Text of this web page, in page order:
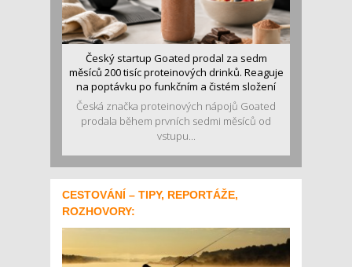
Český startup Goated prodal za sedm
měsíců 200 tisíc proteinových drinků. Reaguje
na poptávku po funkčním a čistém složení
Česká značka proteinových nápojů Goated
prodala během prvních sedmi měsíců od
vstupu...
CESTOVÁNÍ – TIPY, REPORTÁŽE,
ROZHOVORY: